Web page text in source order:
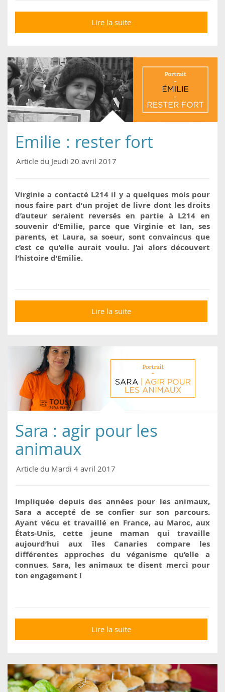
Lire la suite
un livre résolument
Emilie : rester fort
Article du Jeudi 20 avril 2017
Virginie a contacté L214 il y a quelques mois pour
nous faire part d’un projet de livre dont les droits
d’auteur seraient reversés en partie à L214 en
souvenir d’Emilie, parce que Virginie et Ian, ses
parents, et Laura, sa soeur, sont convaincus que
c’est ce qu’elle aurait voulu. J’ai alors découvert
l’histoire d’Emilie.
Lire la suite
Sara : agir pour les
animaux
Article du Mardi 4 avril 2017
Impliquée depuis des années pour les animaux,
Sara a accepté de se confier sur son parcours.
Ayant vécu et travaillé en France, au Maroc, aux
États-Unis, cette jeune maman qui travaille
aujourd’hui aux îles Canaries compare les
différentes approches du véganisme qu’elle a
connues. Sara, les animaux te disent merci pour
ton engagement !
Lire la suite
animaux